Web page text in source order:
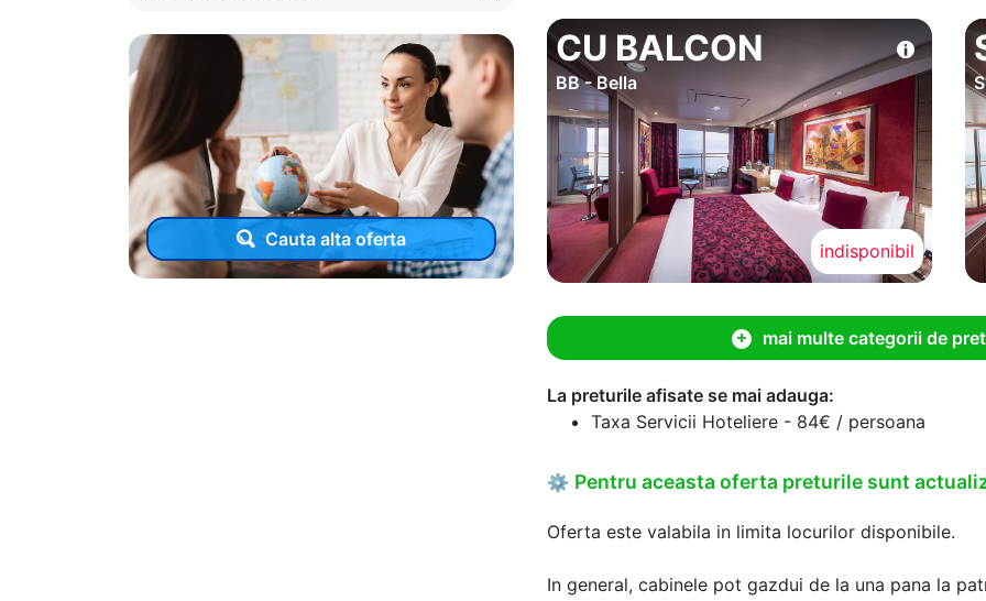
Cauta alta oferta
CU BALCON
BB - Bella
indisponibil
mai multe categorii de pret
La preturile afisate se mai adauga:
Taxa Servicii Hoteliere - 84€ / persoana
⚙ Pentru aceasta oferta preturile sunt
Oferta este valabila in limita locurilor disponibile.
In general, cabinele pot gazdui de la una pana la